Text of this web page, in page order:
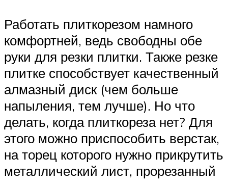
Работать плиткорезом намного
комфортней, ведь свободны обе
руки для резки плитки. Также резке
плитке способствует качественный
алмазный диск (чем больше
напыления, тем лучше). Но что
делать, когда плиткореза нет? Для
этого можно приспособить верстак,
на торец которого нужно прикрутить
металлический лист, прорезанный